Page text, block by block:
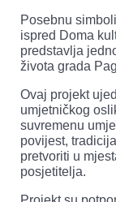
Posebnu
ispred Doma
predstavlja
života grada
Ovaj projekt
umjetničkog
suvremenu
povijest,
pretvoriti u
posjetitelja.